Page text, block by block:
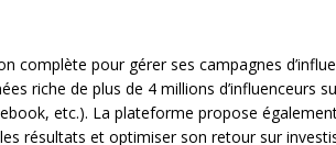
complète pour gérer ses campagnes
riche de plus de 4 millions d’influenceurs
etc.). La plateforme propose
résultats et optimiser son retour sur